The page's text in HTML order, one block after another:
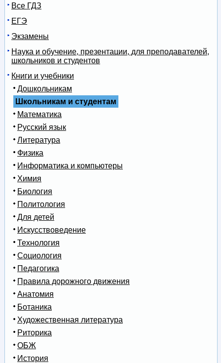
Все ГДЗ
ЕГЭ
Экзамены
Наука и обучение, презентации, для преподавателей,
школьников и студентов
Книги и учебники
Дошкольникам
Школьникам и студентам
Математика
Русский язык
Литература
Физика
Информатика и компьютеры
Химия
Биология
Политология
Для детей
Искусствоведение
Технология
Социология
Педагогика
Правила дорожного движения
Анатомия
Ботаника
Художественная литература
Риторика
ОБЖ
История